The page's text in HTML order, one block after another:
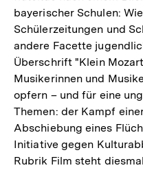
bayerischer Schulen:
Schülerzeitungen und
andere Facette
Überschrift "Klein
Musikerinnen und
opfern – und für eine
Themen: der Kampf
Abschiebung eines
Initiative gegen
Rubrik Film steht